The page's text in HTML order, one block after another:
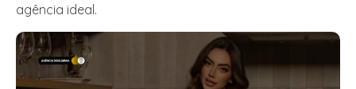
agência ideal.